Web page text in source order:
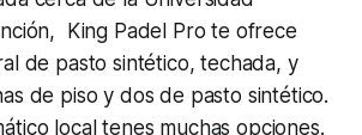
King Padel Pro te ofrece
de pasto sintético, techada, y
de piso y dos de pasto sintético.
local tenes muchas opciones.